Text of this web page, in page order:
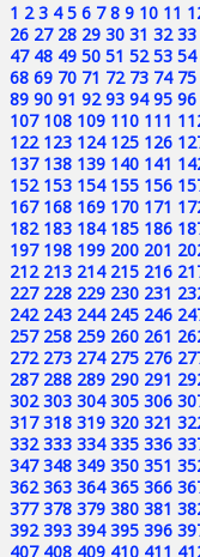
1 2 3 4 5 6 7 8 9 10 11
26 27 28 29 30 31 32 33
47 48 49 50 51 52 53 54
68 69 70 71 72 73 74 75
89 90 91 92 93 94 95 96
107 108 109 110 111
122 123 124 125 126
137 138 139 140 141
152 153 154 155 156
167 168 169 170 171
182 183 184 185 186
197 198 199 200 201
212 213 214 215 216
227 228 229 230 231
242 243 244 245 246
257 258 259 260 261
272 273 274 275 276
287 288 289 290 291
302 303 304 305 306
317 318 319 320 321
332 333 334 335 336
347 348 349 350 351
362 363 364 365 366
377 378 379 380 381
392 393 394 395 396
407 408 409 410 411